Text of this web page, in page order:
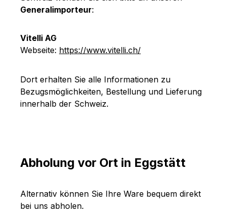
Generalimporteur:
Vitelli AG
Webseite: https://www.vitelli.ch/
Dort erhalten Sie alle Informationen zu
Bezugsmöglichkeiten, Bestellung und Lieferung
innerhalb der Schweiz.
Abholung vor Ort in Eggstätt
Alternativ können Sie Ihre Ware bequem direkt
bei uns abholen.